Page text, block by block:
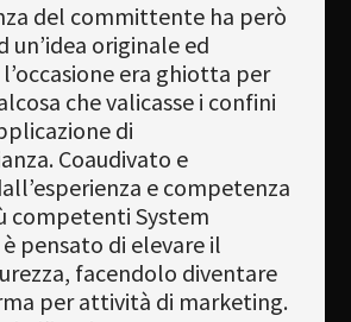
del committente ha però
un’idea originale ed
era ghiotta per
che valicasse i confini
di
Coaudivato e
e competenza
competenti System
pensato di elevare il
facendolo diventare
per attività di marketing.